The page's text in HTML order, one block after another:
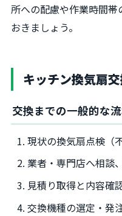
所への配慮や作業時間
おきましょう。
キッチン換気扇
交換までの一般的な
現状の換気扇点検（
業者・専門店へ相談
見積り取得と内容確
交換機種の選定・発